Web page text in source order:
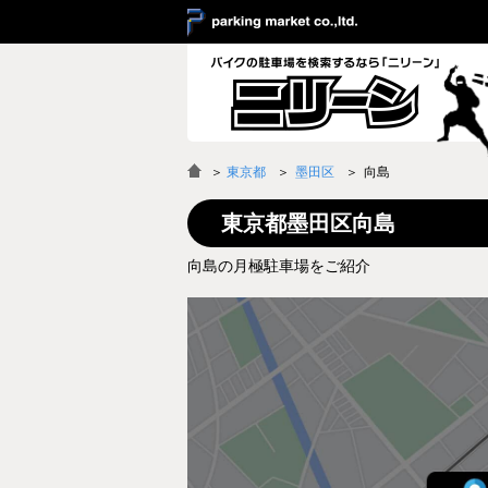
＞ 東京都 墨田区 向島
東京都墨田区向島
向島の月極駐車場をご紹介